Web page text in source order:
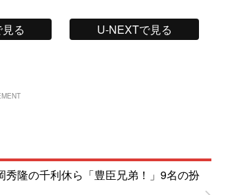
る U-NEXTで見る
秀隆の千利休ら「豊臣兄弟！」9名の扮